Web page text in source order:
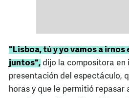
"Lisboa, tú y yo vamos a irnos
juntos", dijo la compositora en
presentación del espectáculo,
horas y que le permitió repasar